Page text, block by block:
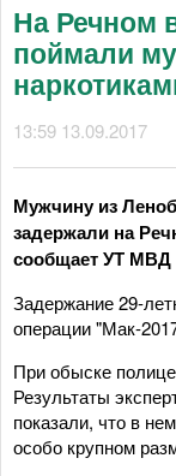
На Речном
поймали
13:59 13.09.2017
Мужчину из
задержали на
сообщает УТ
Задержание 29-
операции "Мак-
При обыске
Результаты
показали, что в
особо крупном